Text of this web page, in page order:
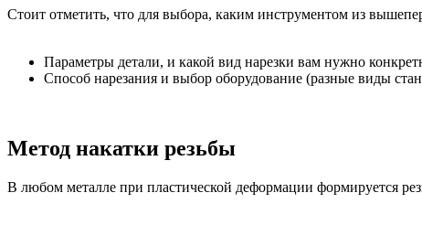
Стоит отметить, что для выбора, каким инструментом из
Параметры детали, и какой вид нарезки вам нужно
Способ нарезания и выбор оборудование (разные виды
Метод накатки резьбы
В любом металле при пластической деформации формируется